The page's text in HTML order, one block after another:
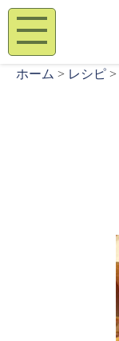
ホーム > レシピ >